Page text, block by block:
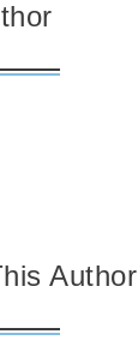
Author